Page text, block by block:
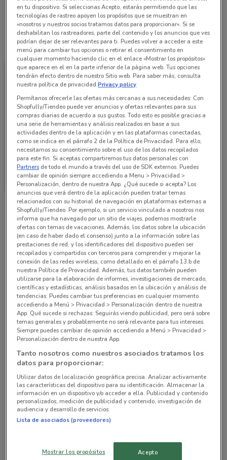
La Europea Plaza Carso - Local A-14
Todas las ofertas de esta tienda
La Europea
14.4 km
Sucursales La Europea alrededor
Calzada Acoxpa No. 430 Local E-01 Col. Vergel
del Sur Ciudad De México
14.4 km
CERRADO
Periferico Sur 4418, Jardines del Pedregal de San
Ángel Ciudad De México
18.6 km
CERRADO
Av. Universidad 1778, Romero de Terreros Ciudad
De México
21.1 km
CERRADO
Avenida San Jerónimo 630 Local 11 Al 16 Ciudad
De México
21.4 km
CERRADO
Av. Río Churubusco S/n, del Carmen Ciudad De
México
en tu dispositivo. Si seleccionas Acepto, estarás permitiendo que las
tecnologías de rastreo apoyen los propósitos que se muestran en
«nosotros y nuestros socios tratamos datos para proporcionar». Si se
deshabilitan los rastreadores, parte del contenido y los anuncios que ves
podrían dejar de ser relevantes para ti. Puedes volver a acceder a este
menú para cambiar tus opciones o retirar el consentimiento en
cualquier momento haciendo clic en el enlace «Mostrar los propósitos»
que aparece en el en la parte inferior de la página web. Tus opciones
tendrán efecto dentro de nuestro Sitio web. Para saber más, consulta
nuestra política de privacidad.Privacy policy
Permítanos ofrecerle las ofertas más cercanas a sus necesidades: Con
Shopfully/Tiendeo puede ver anuncios y ofertas relevantes para sus
compras diarias de acuerdo a sus gustos. Todo esto es posible gracias a
una serie de herramientas y análisis realizados en base a sus
actividades dentro de la aplicación y en las plataformas conectadas,
como se indica en el párrafo 2 de la Política de Privacidad. Para ello,
necesitamos su consentimiento sobre el uso de los datos recopilados
para este fin. Si aceptas compartiremos tus datos personales con
Partners de todo el mundo a través del uso de SDK externos. Puedes
cambiar de opinión siempre accediendo a Menu > Privacidad >
Personalización, dentro de nuestra App. ¿Qué sucede si acepta? Los
anuncios que verá dentro de la aplicación pueden tratar temas
relacionados con su historial de navegación en plataformas externas a
Shopfully/Tiendeo. Por ejemplo, si un servicio vinculado a nosotros nos
informa que ha navegado por un sitio de viajes, podemos mostrarle
ofertas con temas de vacaciones. Además, los datos sobre la ubicación
(en caso de haber dado el consenso) junto a la información sobre las
prestaciones de red, y los identificadores del dispositivo pueden ser
recopilados y compartidos con terceros para comprender y mejorar la
conexión de las redes wireless, como detallado en el párrafo 13.b de
nuestra Política de Provacidad. Además, tus datos también pueden
utilizarse para la elaboración de informes, investigaciones de mercado,
científicas y estadísticas, análisis basados en la ubicación y análisis de
tendencias. Puedes cambiar tus preferencias en cualquier momento
accediendo a Menú > Privacidad > Personalización dentro de nuestra
App. Qué sucede si rechazas: Seguirás viendo publicidad, pero será sobre
temas generales y probablemente no será relevante para tus intereses.
Siempre puedes cambiar de opinión accediendo a Menú > Privacidad >
Personalización dentro de nuestra App.
Tanto nosotros como nuestros asociados tratamos los
datos para proporcionar:
Utilizar datos de localización geográfica precisa. Analizar activamente
las características del dispositivo para su identificación. Almacenar la
información en un dispositivo y/o acceder a ella. Publicidad y contenido
personalizados, medición de publicidad y contenido, investigación de
audiencia y desarrollo de servicios.
Lista de asociados (proveedores)
Mostrar los propósitos Acepto